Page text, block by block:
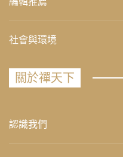
社會與環境
關於禪天下
認識我們